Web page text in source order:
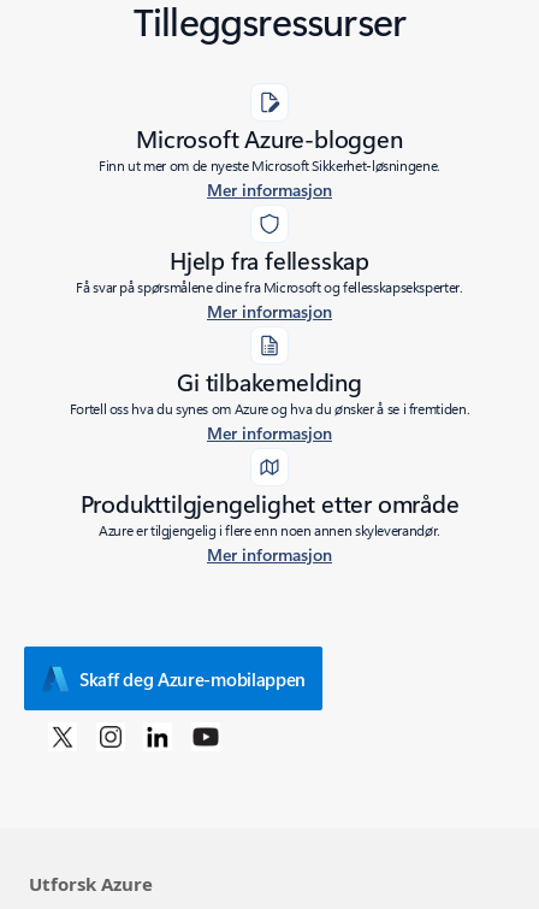
Tilleggsressurser
Microsoft Azure-bloggen
Finn ut mer om de nyeste Microsoft Sikkerhet-løsningene.
Mer informasjon
Hjelp fra fellesskap
Få svar på spørsmålene dine fra Microsoft og fellesskapseksperter.
Mer informasjon
Gi tilbakemelding
Fortell oss hva du synes om Azure og hva du ønsker å se i fremtiden.
Mer informasjon
Produkttilgjengelighet etter område
Azure er tilgjengelig i flere enn noen annen skyleverandør.
Mer informasjon
Skaff deg Azure-mobilappen
Utforsk Azure